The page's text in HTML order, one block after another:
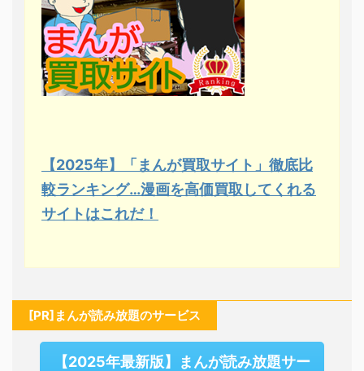
【2025年】「まんが買取サイト」徹底比
較ランキング…漫画を高価買取してくれる
サイトはこれだ！
[PR]まんが読み放題のサービス
【2025年最新版】まんが読み放題サー